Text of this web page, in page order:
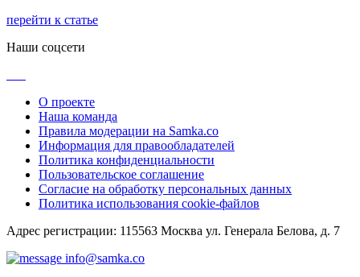
перейти к статье
Наши соцсети
О проекте
Наша команда
Правила модерации на Samka.co
Информация для правообладателей
Политика конфиденциальности
Пользовательское соглашение
Согласие на обработку персональных данных
Политика использования cookie-файлов
Адрес регистрации: 115563 Москва ул. Генерала Белова, д. 7
info@samka.co